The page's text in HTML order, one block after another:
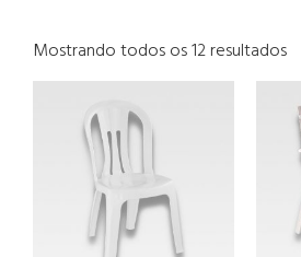
Mostrando todos os 12 resultados